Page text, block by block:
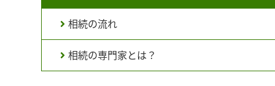
相続の流れ
相続の専門家とは？